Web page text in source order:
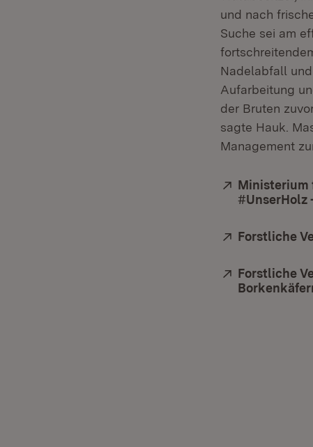
und nach
Suche sei am
Nadelabfall
Aufarbeitung
der Bruten
sagte Hauk.
Management
Extern:
Ministerium
#UnserHolz
Extern:
Forstliche
Extern:
Forstliche